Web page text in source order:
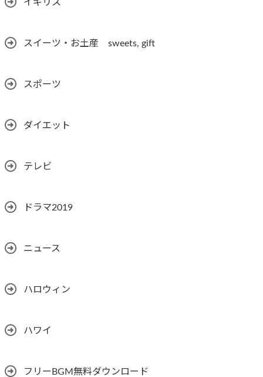
イギリス
スイーツ・お土産 sweets, gift
スポーツ
ダイエット
テレビ
ドラマ2019
ニュース
ハロウィン
ハワイ
フリーBGM無料ダウンロード